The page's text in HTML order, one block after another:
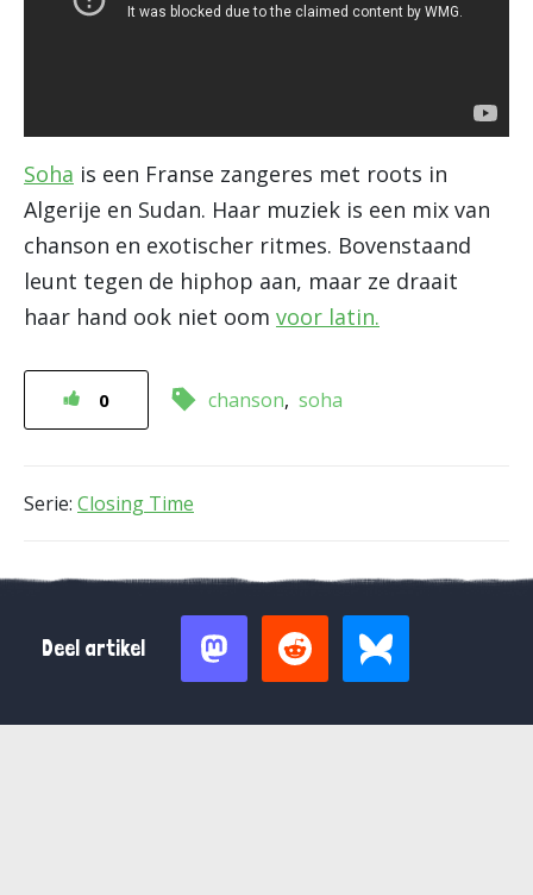
Soha is een Franse zangeres met roots in
Algerije en Sudan. Haar muziek is een mix van
chanson en exotischer ritmes. Bovenstaand
leunt tegen de hiphop aan, maar ze draait
haar hand ook niet oom voor latin.
0 chanson soha
Serie: Closing Time
Deel artikel